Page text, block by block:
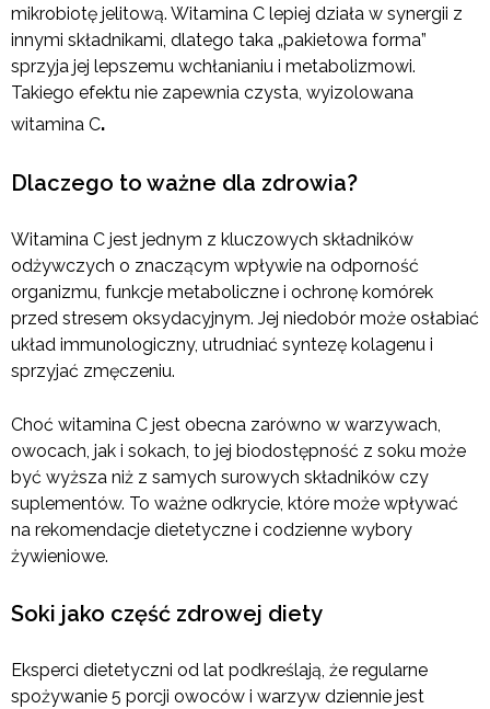
mikrobiotę jelitową. Witamina C lepiej działa w synergii z
innymi składnikami, dlatego taka „pakietowa forma”
sprzyja jej lepszemu wchłanianiu i metabolizmowi.
Takiego efektu nie zapewnia czysta, wyizolowana
witamina C.
Dlaczego to ważne dla zdrowia?
Witamina C jest jednym z kluczowych składników
odżywczych o znaczącym wpływie na odporność
organizmu, funkcje metaboliczne i ochronę komórek
przed stresem oksydacyjnym. Jej niedobór może osłabiać
układ immunologiczny, utrudniać syntezę kolagenu i
sprzyjać zmęczeniu.
Choć witamina C jest obecna zarówno w warzywach,
owocach, jak i sokach, to jej biodostępność z soku może
być wyższa niż z samych surowych składników czy
suplementów. To ważne odkrycie, które może wpływać
na rekomendacje dietetyczne i codzienne wybory
żywieniowe.
Soki jako część zdrowej diety
Eksperci dietetyczni od lat podkreślają, że regularne
spożywanie 5 porcji owoców i warzyw dziennie jest